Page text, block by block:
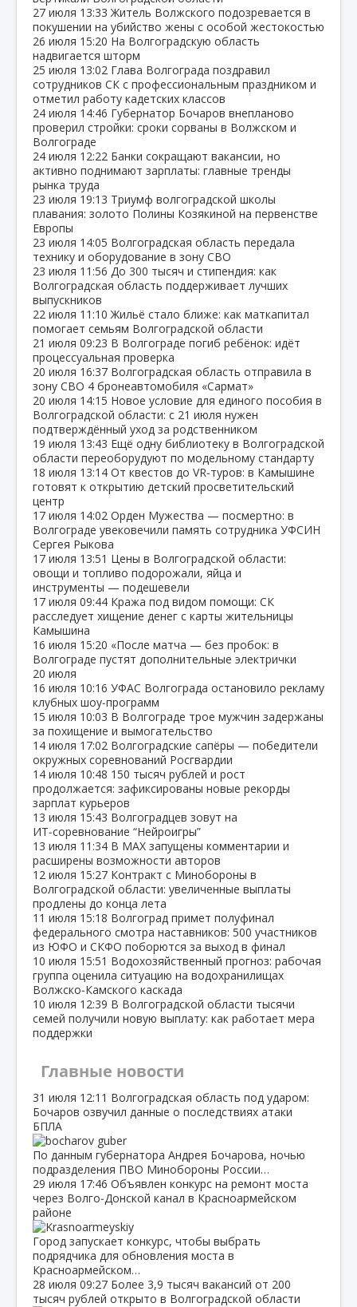
27 июля 13:33 Житель Волжского подозревается в
покушении на убийство жены с особой жестокостью
26 июля 15:20 На Волгоградскую область
надвигается шторм
25 июля 13:02 Глава Волгограда поздравил
сотрудников СК с профессиональным праздником и
отметил работу кадетских классов
24 июля 14:46 Губернатор Бочаров внепланово
проверил стройки: сроки сорваны в Волжском и
Волгограде
24 июля 12:22 Банки сокращают вакансии, но
активно поднимают зарплаты: главные тренды
рынка труда
23 июля 19:13 Триумф волгоградской школы
плавания: золото Полины Козякиной на первенстве
Европы
23 июля 14:05 Волгоградская область передала
технику и оборудование в зону СВО
23 июля 11:56 До 300 тысяч и стипендия: как
Волгоградская область поддерживает лучших
выпускников
22 июля 11:10 Жильё стало ближе: как маткапитал
помогает семьям Волгоградской области
21 июля 09:23 В Волгограде погиб ребёнок: идёт
процессуальная проверка
20 июля 16:37 Волгоградская область отправила в
зону СВО 4 бронеавтомобиля «Сармат»
20 июля 14:15 Новое условие для единого пособия в
Волгоградской области: с 21 июля нужен
подтверждённый уход за родственником
19 июля 13:43 Ещё одну библиотеку в Волгоградской
области переоборудуют по модельному стандарту
18 июля 13:14 От квестов до VR‑туров: в Камышине
готовят к открытию детский просветительский
центр
17 июля 14:02 Орден Мужества — посмертно: в
Волгограде увековечили память сотрудника УФСИН
Сергея Рыкова
17 июля 13:51 Цены в Волгоградской области:
овощи и топливо подорожали, яйца и
инструменты — подешевели
17 июля 09:44 Кража под видом помощи: СК
расследует хищение денег с карты жительницы
Камышина
16 июля 15:20 «После матча — без пробок: в
Волгограде пустят дополнительные электрички
20 июля
16 июля 10:16 УФАС Волгограда остановило рекламу
клубных шоу‑программ
15 июля 10:03 В Волгограде трое мужчин задержаны
за похищение и вымогательство
14 июля 17:02 Волгоградские сапёры — победители
окружных соревнований Росгвардии
14 июля 10:48 150 тысяч рублей и рост
продолжается: зафиксированы новые рекорды
зарплат курьеров
13 июля 15:43 Волгоградцев зовут на
ИТ‑соревнование “Нейроигры”
13 июля 11:34 В МАХ запущены комментарии и
расширены возможности авторов
12 июля 15:27 Контракт с Минобороны в
Волгоградской области: увеличенные выплаты
продлены до конца лета
11 июля 15:18 Волгоград примет полуфинал
федерального смотра наставников: 500 участников
из ЮФО и СКФО поборются за выход в финал
10 июля 15:51 Водохозяйственный прогноз: рабочая
группа оценила ситуацию на водохранилищах
Волжско‑Камского каскада
10 июля 12:39 В Волгоградской области тысячи
семей получили новую выплату: как работает мера
поддержки
Главные новости
31 июля 12:11 Волгоградская область под ударом:
Бочаров озвучил данные о последствиях атаки
БПЛА
По данным губернатора Андрея Бочарова, ночью
подразделения ПВО Минобороны России…
29 июля 17:46 Объявлен конкурс на ремонт моста
через Волго‑Донской канал в Красноармейском
районе
Город запускает конкурс, чтобы выбрать
подрядчика для обновления моста в
Красноармейском…
28 июля 09:27 Более 3,9 тысяч вакансий от 200
тысяч рублей открыто в Волгоградской области